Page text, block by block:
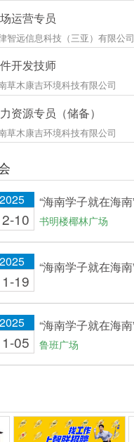
运营专员
智远信息科技（三亚）有限公司
开发技师
草木康吉环境科技有限公司
资源专员（储备）
草木康吉环境科技有限公司
2025
10 书明楼椰林广场
2025
19
2025
05 鲁班广场